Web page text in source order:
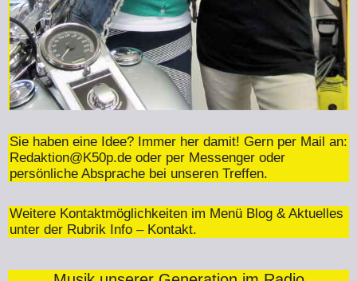
Sie haben eine Idee? Immer her damit! Gern per Mail an:
Redaktion@K50p.de oder per Messenger oder
persönliche Absprache bei unseren Treffen.
Weitere Kontaktmöglichkeiten im Menü Blog & Aktuelles
unter der Rubrik Info – Kontakt.